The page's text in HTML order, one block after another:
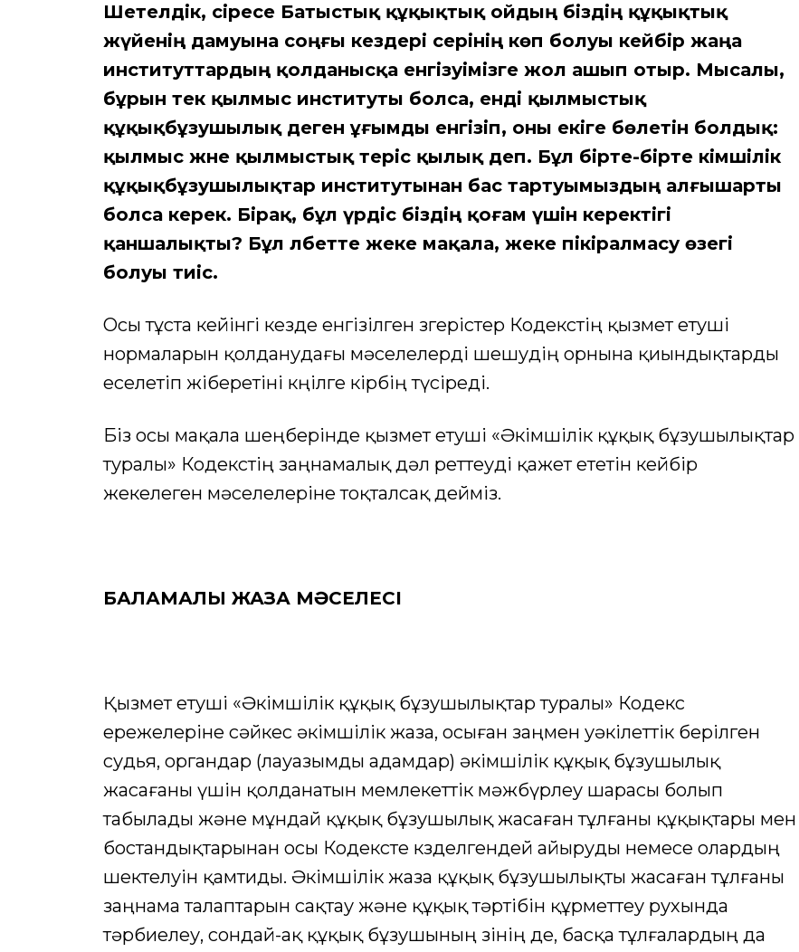
Шетелдік, әсіресе Батыстық құқықтық ойдың біздің құқықтық
жүйенің дамуына соңғы кездері әсерінің көп болуы кейбір жаңа
институттардың қолданысқа енгізуімізге жол ашып отыр. Мысалы,
бұрын тек қылмыс институты болса, енді қылмыстық
құқықбұзушылық деген ұғымды енгізіп, оны екіге бөлетін болдық:
қылмыс және қылмыстық теріс қылық деп. Бұл бірте-бірте әкімшілік
құқықбұзушылықтар институтынан бас тартуымыздың алғышарты
болса керек. Бірақ, бұл үрдіс біздің қоғам үшін керектігі
қаншалықты? Бұл әлбетте жеке мақала, жеке пікіралмасу өзегі
болуы тиіс.
Осы тұста кейінгі кезде енгізілген өзгерістер Кодекстің қызмет етуші
нормаларын қолданудағы мәселелерді шешудің орнына қиындықтарды
еселетіп жіберетіні көңілге кірбің түсіреді.
Біз осы мақала шеңберінде қызмет етуші «Әкімшілік құқық бұзушылықтар
туралы» Кодекстің заңнамалық дәл реттеуді қажет ететін кейбір
жекелеген мәселелеріне тоқталсақ дейміз.
БАЛАМАЛЫ ЖАЗА МӘСЕЛЕСІ
Қызмет етуші «Әкімшілік құқық бұзушылықтар туралы» Кодекс
ережелеріне сәйкес әкiмшiлiк жаза, осыған заңмен уәкiлеттiк берiлген
судья, органдар (лауазымды адамдар) әкiмшiлiк құқық бұзушылық
жасағаны үшiн қолданатын мемлекеттiк мәжбүрлеу шарасы болып
табылады және мұндай құқық бұзушылық жасаған тұлғаны құқықтары мен
бостандықтарынан осы Кодексте көзделгендей айыруды немесе олардың
шектелуін қамтиды. Әкiмшiлiк жаза құқық бұзушылықты жасаған тұлғаны
заңнама талаптарын сақтау және құқық тәртiбiн құрметтеу рухында
тәрбиелеу, сондай-ақ құқық бұзушының өзiнiң де, басқа тұлғалардың да